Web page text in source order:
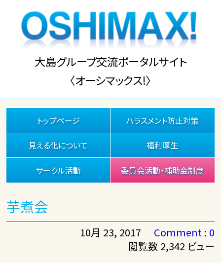
大島グループ交流ポータルサイト
〈オーシマックス!〉
トップページ ハラスメント防止対策
見える化について 福利厚生
サークル活動 委員会活動・補助金制度
芋煮会
10月 23, 2017
Comment : 0
閲覧数 2,342 ビュー